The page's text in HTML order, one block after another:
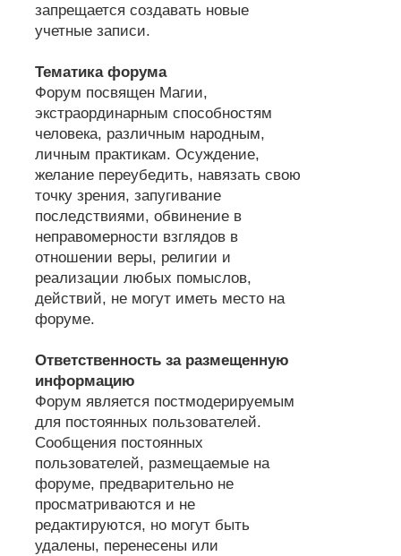
запрещается создавать новые
учетные записи.
Тематика форума
Форум посвящен Магии,
экстраординарным способностям
человека, различным народным,
личным практикам. Осуждение,
желание переубедить, навязать свою
точку зрения, запугивание
последствиями, обвинение в
неправомерности взглядов в
отношении веры, религии и
реализации любых помыслов,
действий, не могут иметь место на
форуме.
Ответственность за размещенную
информацию
Форум является постмодерируемым
для постоянных пользователей.
Сообщения постоянных
пользователей, размещаемые на
форуме, предварительно не
просматриваются и не
редактируются, но могут быть
удалены, перенесены или